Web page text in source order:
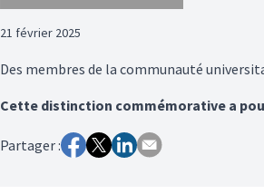
21 février 2025
Des membres de la communauté
Cette distinction commémorative a
Partager :